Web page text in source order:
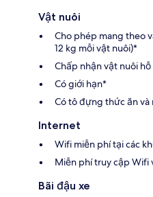
Vật nuôi
Cho phép mang theo
12 kg mỗi vật nuôi)*
Chấp nhận vật nuôi
Có giới hạn*
Có tô đựng thức ăn và
Internet
Wifi miễn phí tại các
Miễn phí truy cập Wifi
Bãi đậu xe